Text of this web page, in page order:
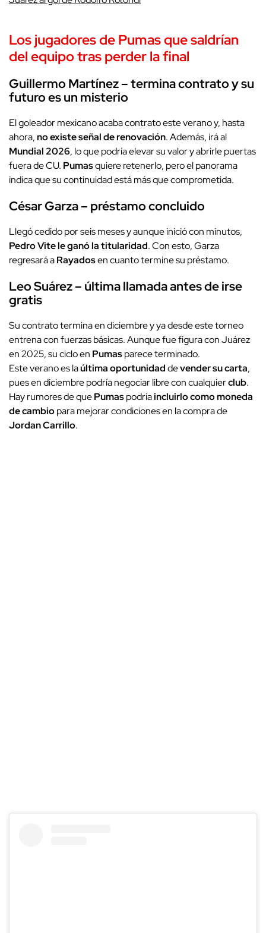
Los jugadores de Pumas que saldrían
del equipo tras perder la final
Guillermo Martínez – termina contrato y su
futuro es un misterio
El goleador mexicano acaba contrato este verano y, hasta
ahora,no existe señal de renovación. Además, irá al
Mundial 2026, lo que podría elevar su valor y abrirle puertas
fuera de CU. Pumasquiere retenerlo, pero el panorama
indica que su continuidad está más que comprometida.
César Garza – préstamo concluido
Llegó cedido por seis meses y aunque inició con minutos,
Pedro Vite le ganó la titularidad. Con esto, Garza
regresará aRayadosen cuanto termine su préstamo.
Leo Suárez – última llamada antes de irse
gratis
Su contrato termina en diciembre y ya desde este torneo
entrena con fuerzas básicas. Aunque fue figura con Juárez
en 2025, su ciclo en Pumasparece terminado.
Este verano es laúltima oportunidaddevender su carta,
pues en diciembre podría negociar libre con cualquierclub.
Hay rumores de quePumaspodríaincluirlo como moneda
de cambiopara mejorar condiciones en la compra de
Jordan Carrillo.